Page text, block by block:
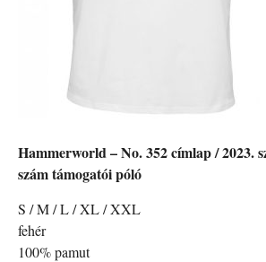
Hammerworld – No. 352 címlap / 2023.
szám támogatói póló
S / M / L / XL / XXL
fehér
100% pamut